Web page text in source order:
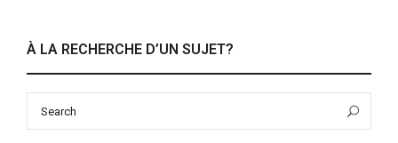
À LA RECHERCHE D’UN SUJET?